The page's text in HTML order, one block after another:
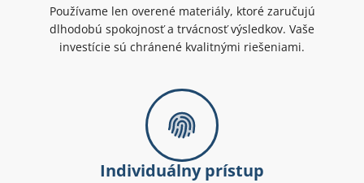
Používame len overené materiály, ktoré zaručujú
dlhodobú spokojnosť a trvácnosť výsledkov. Vaše
investície sú chránené kvalitnými riešeniami.
Individuálny prístup